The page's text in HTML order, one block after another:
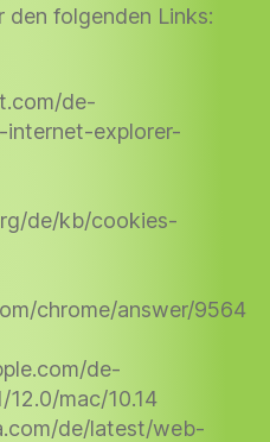
den folgenden Links:
de-
explorer-
de/kb/cookies-
chrome/answer/9564
de-
12.0/mac/10.14
de/latest/web-